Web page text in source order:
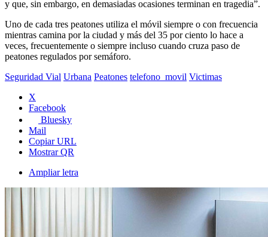
y que, sin embargo, en demasiadas ocasiones terminan en tragedia”.
Uno de cada tres peatones utiliza el móvil siempre o con frecuencia
mientras camina por la ciudad y más del 35 por ciento lo hace a
veces, frecuentemente o siempre incluso cuando cruza paso de
peatones regulados por semáforo.
Seguridad Vial Urbana Peatones telefono_movil Victimas
X
Facebook
Bluesky
Mail
Copiar URL
Mostrar QR
Ampliar letra